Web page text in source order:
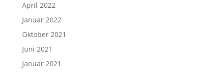
April 2022
Januar 2022
Oktober 2021
Juni 2021
Januar 2021